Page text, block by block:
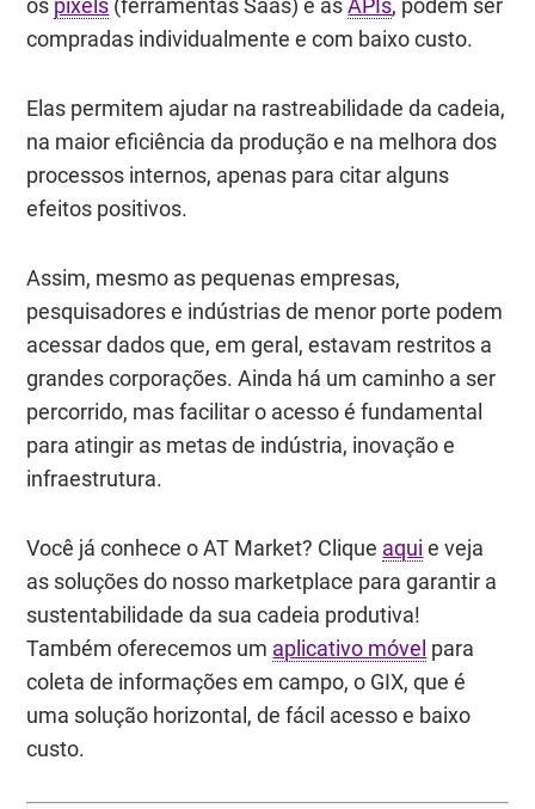
os pixels (ferramentas Saas) e asAPIs, podem ser
compradas individualmente e com baixo custo.
Elas permitem ajudar na rastreabilidade da cadeia,
na maior eficiência da produção e na melhora dos
processos internos, apenas para citar alguns
efeitos positivos.
Assim, mesmo as pequenas empresas,
pesquisadores e indústrias de menor porte podem
acessar dados que, em geral, estavam restritos a
grandes corporações. Ainda há um caminho a ser
percorrido, mas facilitar o acesso é fundamental
para atingir as metas de indústria, inovação e
infraestrutura.
Você já conhece o AT Market? Clique aqui e veja
as soluções do nosso marketplace para garantir a
sustentabilidade da sua cadeia produtiva!
Também oferecemos um aplicativo móvel para
coleta de informações em campo, o GIX, que é
uma solução horizontal, de fácil acesso e baixo
custo.